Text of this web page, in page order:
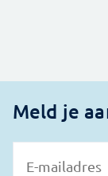
Meld je